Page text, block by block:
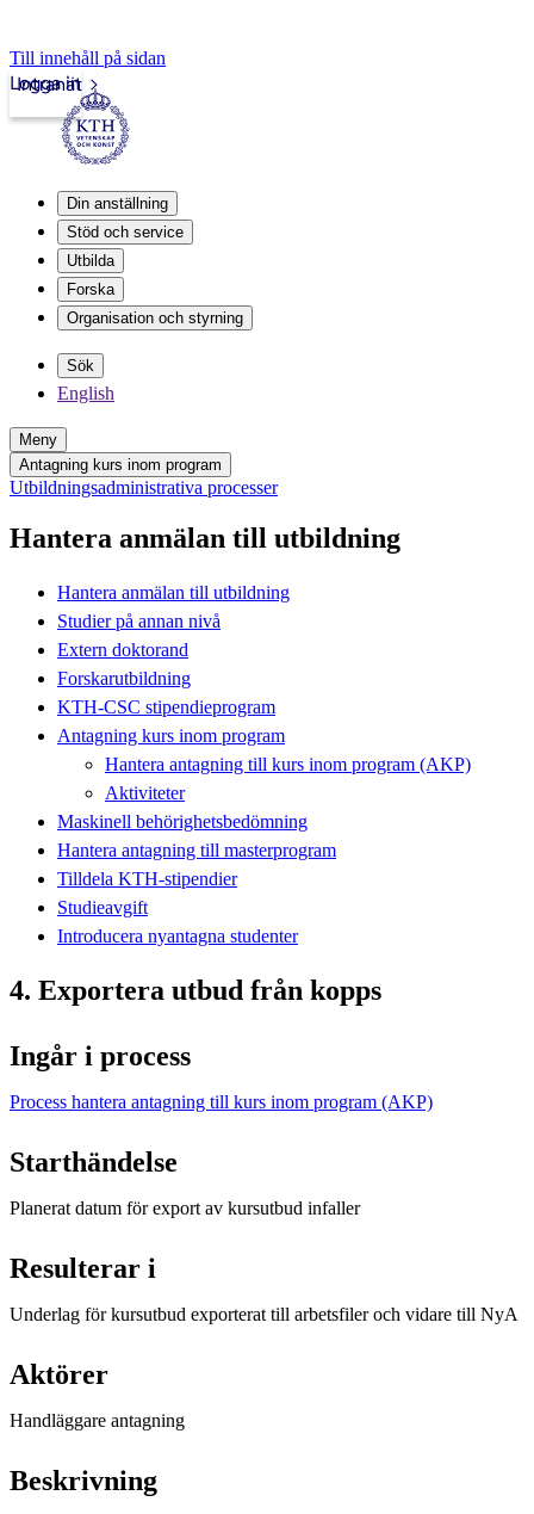
Till innehåll på sidan
Intranät
Logga in
Din anställning
Stöd och service
Utbilda
Forska
Organisation och styrning
Sök
English
Meny
Antagning kurs inom program
Utbildningsadministrativa processer
Hantera anmälan till utbildning
Hantera anmälan till utbildning
Studier på annan nivå
Extern doktorand
Forskarutbildning
KTH-CSC stipendieprogram
Antagning kurs inom program
Hantera antagning till kurs inom program (AKP)
Aktiviteter
Maskinell behörighetsbedömning
Hantera antagning till masterprogram
Tilldela KTH-stipendier
Studieavgift
Introducera nyantagna studenter
4. Exportera utbud från kopps
Ingår i process
Process hantera antagning till kurs inom program (AKP)
Starthändelse
Planerat datum för export av kursutbud infaller
Resulterar i
Underlag för kursutbud exporterat till arbetsfiler och vidare till NyA
Aktörer
Handläggare antagning
Beskrivning